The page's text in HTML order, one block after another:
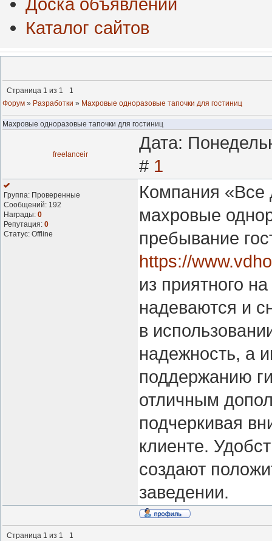
Каталог сайтов
Страница 1 из 1
1
Форум » Разработки » Махровые одноразовые тапочки для гостиниц
Махровые одноразовые тапочки для гостиниц
freelanceir
Дата:
# 1
Группа: Проверенные
Сообщений: 192
Награды: 0
Репутация: 0
Статус: Offline
Компания «Все
махровые
пребывание
https://
из приятного
надеваются и
в
надежность, а
поддержанию
отличным
подчеркивая
клиенте.
создают
заведении.
Страница 1 из 1 1